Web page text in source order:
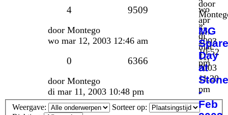
wo
apr
23,
2003
10:52
pm
door
»
di
mar
11,
2003
11:20
pm
4 9509
door Montego
wo mar 12, 2003 12:46 am
MG
Day
at
-
Feb
0 6366
door Montego
di mar 11, 2003 10:48 pm
Weergave:
Sorteer op: